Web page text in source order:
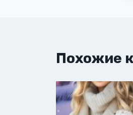
Похожие